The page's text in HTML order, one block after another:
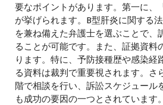
要なポイントがあります。第一に、
が挙げられます。B型肝炎に関する
を兼ね備えた弁護士を選ぶことで、
ることが可能です。また、証拠資料
ります。特に、予防接種歴や感染経
る資料は裁判で重要視されます。さ
階で相談を行い、訴訟スケジュール
も成功の要因の一つとされています。